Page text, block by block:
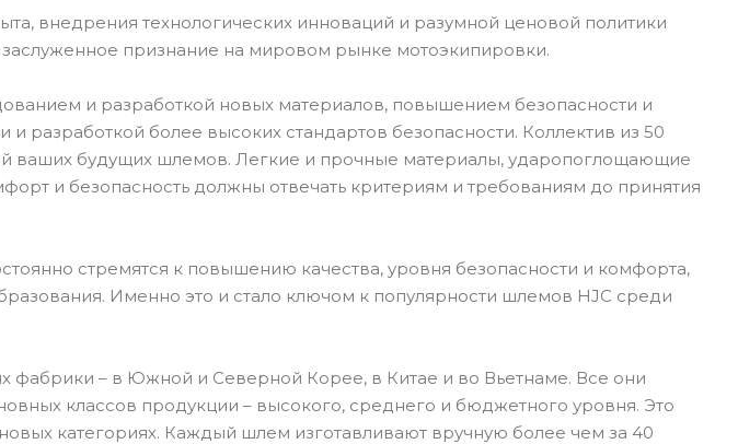
внедрения технологических инноваций и разумной ценовой политики
заслуженное признание на мировом рынке мотоэкипировки.
и разработкой новых материалов, повышением безопасности и
разработкой более высоких стандартов безопасности. Коллектив из 50
ваших будущих шлемов. Легкие и прочные материалы, ударопоглощающие
и безопасность должны отвечать критериям и требованиям до принятия
стремятся к повышению качества, уровня безопасности и комфорта,
Именно это и стало ключом к популярности шлемов HJC среди
фабрики – в Южной и Северной Корее, в Китае и во Вьетнаме. Все они
классов продукции – высокого, среднего и бюджетного уровня. Это
категориях. Каждый шлем изготавливают вручную более чем за 40